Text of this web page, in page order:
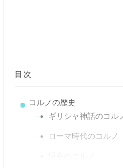
目次
コルノの歴史
ギリシャ神話のコル
ローマ時代のコルノ